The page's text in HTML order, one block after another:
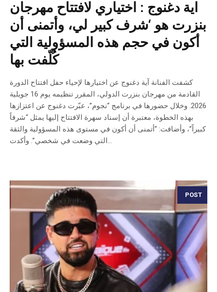
اية دغنوج : اختياري لافتتاح مهرجان
بنزرت هو ‘شرف كبير لي، وأتمنى أن
أكون في حجم هذه المسؤولية التي
كُلّفت بها
كشفت الفنانة آية دغنوج عن اختيارها لإحياء حفل افتتاح الدورة
القادمة من مهرجان بنزرت الدولي، المقرر تنظيمه يوم 16 جويلية
2026. وخلال حضورها في برنامج “نجوم”، عبّرت دغنوج عن اعتزازها
بهذه الخطوة، معتبرة أن إسناد سهرة الافتتاح إليها يمثل “شرفاً
كبيراً”، وأضافت: “أتمنى أن أكون في مستوى هذه المسؤولية والثقة
التي وضعت في شخصي”. وأكدت...
POST